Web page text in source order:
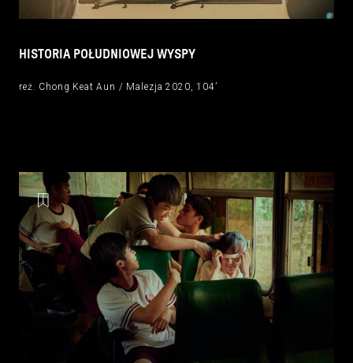
HISTORIA POŁUDNIOWEJ WYSPY
reż. Chong Keat Aun / Malezja 2020, 104’